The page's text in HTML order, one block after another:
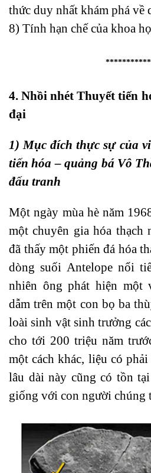
thức duy nhất khám phá về
8) Tính hạn chế của khoa
4. Nhồi nhét Thuyết tiến
đại
1) Mục đích thực sự của
tiến hóa – quảng bá Vô
đấu tranh
Một ngày mùa hè năm
một chuyên gia hóa
đã thấy một phiến đá hóa
dòng suối Antelope nổi
nhiên ông phát hiện một
dẫm trên một con bọ ba
loài sinh vật sinh trưởng
cho tới 200 triệu năm
một cách khác, liệu có
lâu dài này cũng có tồn
giống với con người chúng